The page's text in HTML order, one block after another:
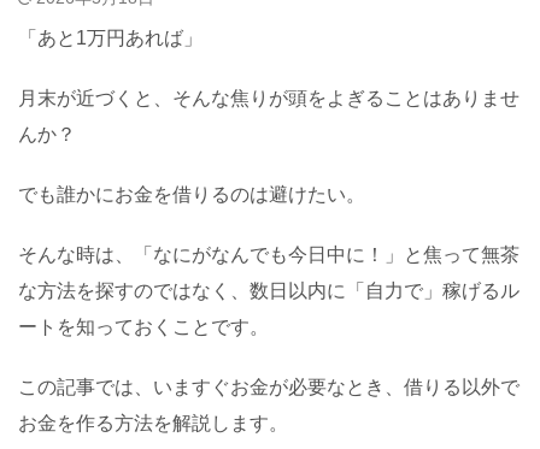
「あと1万円あれば」
月末が近づくと、そんな焦りが頭をよぎることはありませ
んか？
でも誰かにお金を借りるのは避けたい。
そんな時は、「なにがなんでも今日中に！」と焦って無茶
な方法を探すのではなく、数日以内に「自力で」稼げるル
ートを知っておくことです。
この記事では、いますぐお金が必要なとき、借りる以外で
お金を作る方法を解説します。